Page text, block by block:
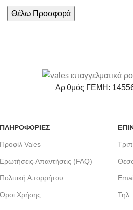
Αριθμός ΓΕΜΗ:
ΠΛΗΡΟΦΟΡΙΕΣ
Προφίλ Vales
Ερωτήσεις-Απαντήσεις (FAQ)
Πολιτική Απορρήτου
Όροι Χρήσης Τηλ: